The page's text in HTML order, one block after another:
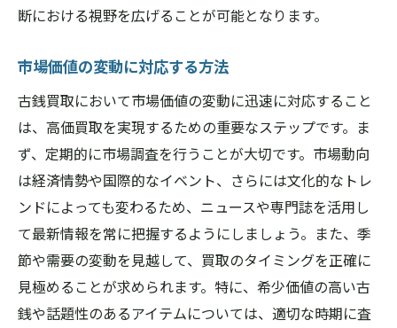
断における視野を広げることが可能となります。
市場価値の変動に対応する方法
古銭買取において市場価値の変動に迅速に対応すること
は、高価買取を実現するための重要なステップです。ま
ず、定期的に市場調査を行うことが大切です。市場動向
は経済情勢や国際的なイベント、さらには文化的なトレ
ンドによっても変わるため、ニュースや専門誌を活用し
て最新情報を常に把握するようにしましょう。また、季
節や需要の変動を見越して、買取のタイミングを正確に
見極めることが求められます。特に、希少価値の高い古
銭や話題性のあるアイテムについては、適切な時期に査